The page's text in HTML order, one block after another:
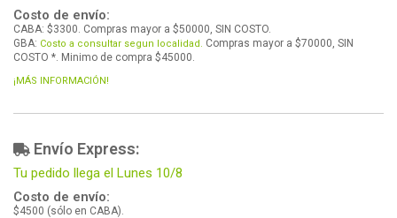
Costo de envío:
CABA: $3300. Compras mayor a $50000, SIN COSTO.
GBA: Costo a consultar segun localidad.
Compras mayor a $70000, SIN
COSTO *. Minimo de compra $45000.
¡MÁS INFORMACIÓN!
Envío Express:
Tu pedido llega el Lunes 10/8
Costo de envío:
$4500 (sólo en CABA).